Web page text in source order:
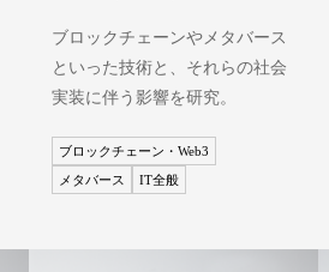
ブロックチェーンやメタバース
といった技術と、それらの社会
実装に伴う影響を研究。
ブロックチェーン・Web3
メタバース
IT全般